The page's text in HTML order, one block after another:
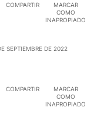
COMPARTIR
MARCAR
COMO
INAPROPIADO
SEPTIEMBRE DE 2022
COMPARTIR
MARCAR
COMO
INAPROPIADO